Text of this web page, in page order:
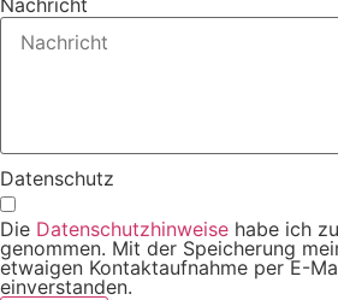
Datenschutz
Die Datenschutzhinweise habe ich
genommen. Mit der Speicherung
etwaigen Kontaktaufnahme per E-
einverstanden.